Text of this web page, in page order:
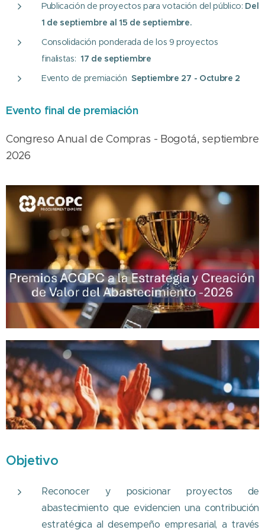
Publicación de proyectos para votación del público: Del
1 de septiembre al 15 de septiembre.
Consolidación ponderada de los 9 proyectos
finalistas: 17 de septiembre
Evento de premiación Septiembre 27 - Octubre 2
Evento final de premiación
Congreso Anual de Compras - Bogotá, septiembre
2026
Objetivo
Reconocer y posicionar proyectos de
abastecimiento que evidencien una contribución
estratégica al desempeño empresarial, a través